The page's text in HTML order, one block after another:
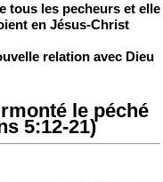
tous les pecheurs et elle
en Jésus-Christ
relation avec Dieu
le péché
5:12-21)